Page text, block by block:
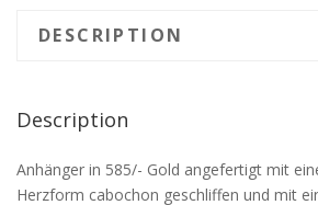
DESCRIPTION
Description
Anhänger in 585/- Gold angefertigt mit
Herzform cabochon geschliffen und mit